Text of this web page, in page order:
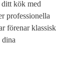
kök med
professionella
förenar klassisk
dina